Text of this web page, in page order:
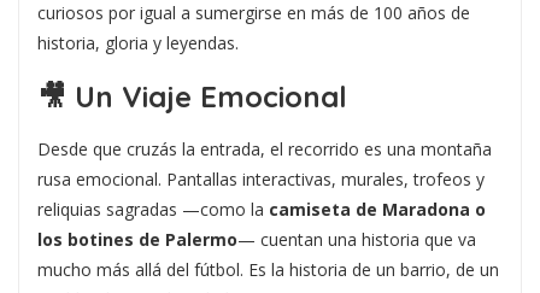
curiosos por igual a sumergirse en más de 100 años de
historia, gloria y leyendas.
🎥 Un Viaje Emocional
Desde que cruzás la entrada, el recorrido es una montaña
rusa emocional. Pantallas interactivas, murales, trofeos y
reliquias sagradas —como la camiseta de Maradona o
los botines de Palermo— cuentan una historia que va
mucho más allá del fútbol. Es la historia de un barrio, de un